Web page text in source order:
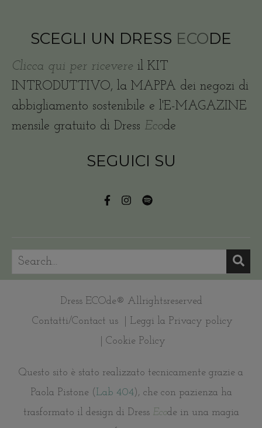
SCEGLI UN DRESS ECODE
Clicca qui per ricevere il KIT
INTRODUTTIVO, la MAPPA dei negozi di
abbigliamento sostenibile e l'E-MAGAZINE
mensile gratuito di Dress Ecode
SEGUICI SU
Dress ECOde® Allrightsreserved
Contatti/Contact us
| Leggi la Privacy policy
| Cookie Policy
Questo sito è stato realizzato tecnicamente grazie a
Paola Pistone ( Lab 404), che con pazienza ha
trasformato il design di Dress Ecode in una magia